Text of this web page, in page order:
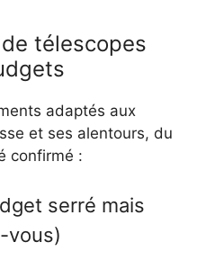
télescopes
adaptés aux
et ses alentours, du
confirmé :
serré mais
vous)